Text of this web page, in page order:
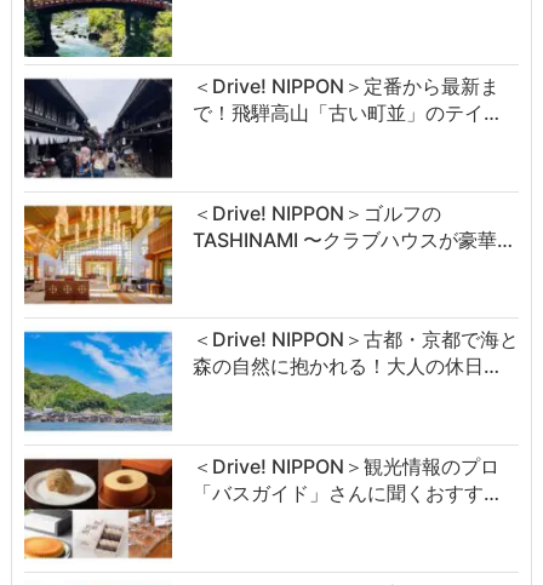
＜Drive! NIPPON＞定番から最新ま
で！飛騨高山「古い町並」のテイ…
＜Drive! NIPPON＞ゴルフの
TASHINAMI 〜クラブハウスが豪華…
＜Drive! NIPPON＞古都・京都で海と
森の自然に抱かれる！大人の休日…
＜Drive! NIPPON＞観光情報のプロ
「バスガイド」さんに聞くおすす…